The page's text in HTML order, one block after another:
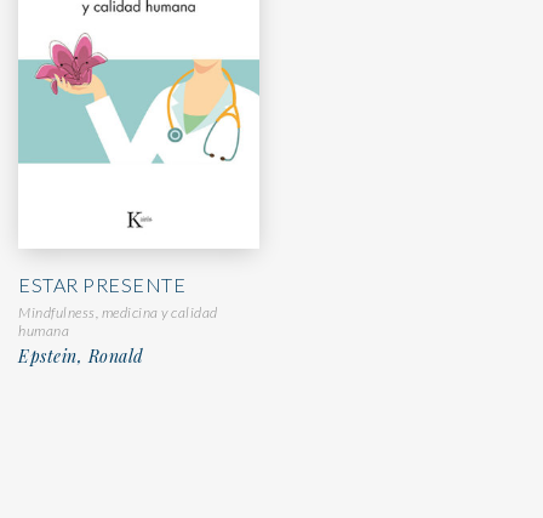
ESTAR PRESENTE
Mindfulness, medicina y calidad
humana
Epstein, Ronald